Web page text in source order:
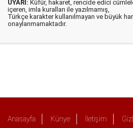
UYARI: Küfür, hakaret, rencide edici
içeren, imla kuralları ile yazılmamış,
Türkçe karakter kullanılmayan ve büyük
onaylanmamaktadır.
Anasayfa Künye İletişim